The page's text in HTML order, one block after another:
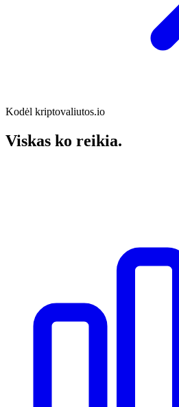
Kodėl kriptovaliutos.io
Viskas ko reikia.